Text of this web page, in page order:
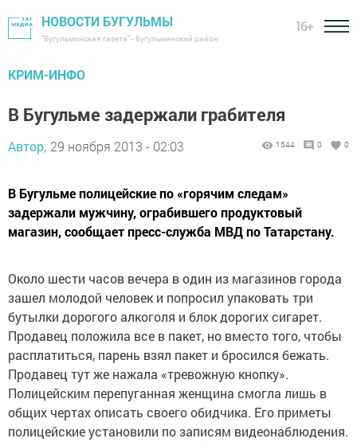
НОВОСТИ БУГУЛЬМЫ
"Бугульминская газета" - Бугульминский район
16+
КРИМ-ИНФО
В Бугульме задержали грабителя
Автор, 29 ноября 2013 - 02:03 1544 0 0
В Бугульме полицейские по «горячим следам»
задержали мужчину, ограбившего продуктовый
магазин, сообщает пресс-служба МВД по Татарстану.
Около шести часов вечера в один из магазинов города
зашел молодой человек и попросил упаковать три
бутылки дорогого алкоголя и блок дорогих сигарет.
Продавец положила все в пакет, но вместо того, чтобы
расплатиться, парень взял пакет и бросился бежать.
Продавец тут же нажала «тревожную кнопку».
Полицейским перепуганная женщина смогла лишь в
общих чертах описать своего обидчика. Его приметы
полицейские установили по записям видеонаблюдения.